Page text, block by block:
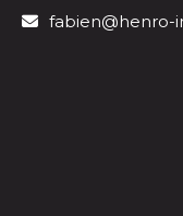
fabien@henro-